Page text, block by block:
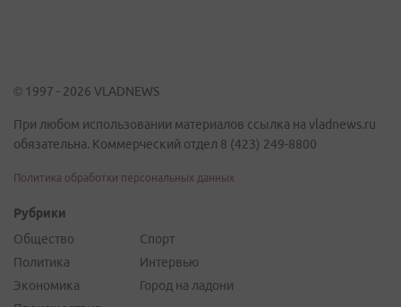
© 1997 - 2026 VLADNEWS
При любом использовании материалов ссылка на vladnews.ru
обязательна. Коммерческий отдел 8 (423) 249-8800
Политика обработки персональных данных
Рубрики
Общество
Политика
Экономика
Спорт
Интервью
Город на ладони